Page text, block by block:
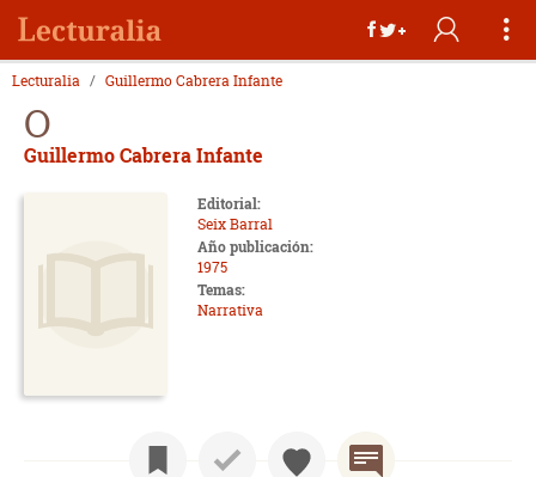
Lecturalia Guillermo Cabrera Infante
O
Guillermo Cabrera Infante
Editorial:
Seix Barral
Año publicación:
1975
Temas:
Narrativa